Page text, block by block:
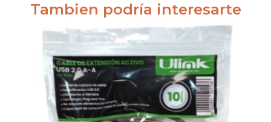
Tambien podría interesarte